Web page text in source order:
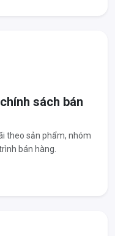
sách bán
theo sản phẩm, nhóm
bán hàng.